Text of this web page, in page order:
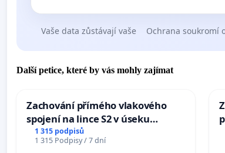
Vaše data zůstávají vaše Ochrana soukromí
Další petice, které by vás mohly zajímat
Zachování přímého vlakového
spojení na lince S2 v úseku
Ostrava – Bohumín – Karviná –
Mosty u Jablunkova
1 315 podpisů
1 315 Podpisy / 7 dní